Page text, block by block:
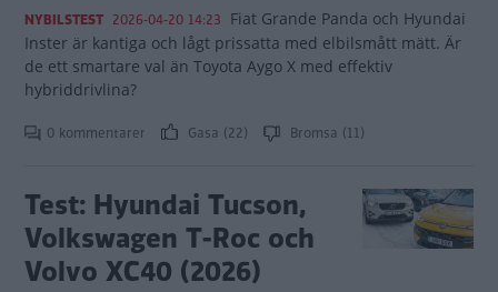
NYBILSTEST 2026-04-20 14:23 Fiat Grande Panda och Hyundai
Inster är kantiga och lågt prissatta med elbilsmått mätt. Är
de ett smartare val än Toyota Aygo X med effektiv
hybriddrivlina?
0 kommentarer Gasa (22) Bromsa (11)
Test: Hyundai Tucson,
Volkswagen T-Roc och
Volvo XC40 (2026)